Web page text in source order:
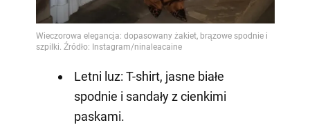
Letni luz: T-shirt, jasne białe
spodnie i sandały z cienkimi
paskami.